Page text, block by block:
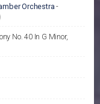
Orchestra -
No. 40 In G Minor,